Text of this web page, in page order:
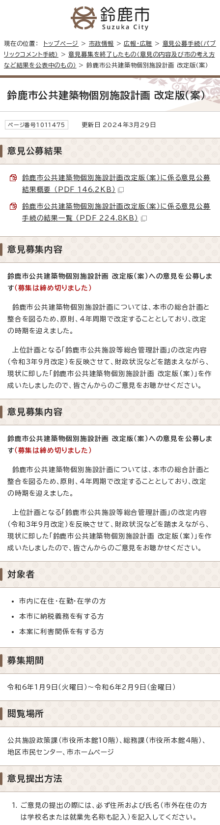
現在の位置： トップページ > 市政情報 >広報・広聴 > 意見公募手続（パブ
リックコメント手続）
>意見募集を終了したもの（意見の内容及び市の考え方
など結果を公表中のもの）
> 鈴鹿市公共建築物個別施設計画 改定版（案）
鈴鹿市公共建築物個別施設計画 改定版（案）
ページ番号1011475 更新日 2024年3月29日
意見公募結果
鈴鹿市公共建築物個別施設計画改定版（案）に係る意見公募
結果概要 （PDF 146.2KB）
鈴鹿市公共建築物個別施設計画改定版（案）に係る意見公募
手続の結果一覧 （PDF 224.8KB）
意見募集内容
鈴鹿市公共建築物個別施設計画 改定版（案）への意見を公募しま
す（募集は締め切りました）
鈴鹿市公共建築物個別施設計画については、本市の総合計画と
整合を図るため、原則、4年周期で改定することとしており、改定
の時期を迎えました。
上位計画となる「鈴鹿市公共施設等総合管理計画」の改定内容
（令和3年9月改定）を反映させて、財政状況などを踏まえながら、
現状に即した「鈴鹿市公共建築物個別施設計画 改定版（案）」を作
成いたしましたので、皆さんからのご意見をお聴かせください。
意見募集内容
鈴鹿市公共建築物個別施設計画 改定版（案）への意見を公募しま
す（募集は締め切りました）
鈴鹿市公共建築物個別施設計画については、本市の総合計画と
整合を図るため、原則、4年周期で改定することとしており、改定
の時期を迎えました。
上位計画となる「鈴鹿市公共施設等総合管理計画」の改定内容
（令和3年9月改定）を反映させて、財政状況などを踏まえながら、
現状に即した「鈴鹿市公共建築物個別施設計画 改定版（案）」を作
成いたしましたので、皆さんからのご意見をお聴かせください。
対象者
市内に在住・在勤・在学の方
本市に納税義務を有する方
本案に利害関係を有する方
募集期間
令和6年1月9日（火曜日）～令和6年2月9日（金曜日）
閲覧場所
公共施設政策課（市役所本館10階）、総務課（市役所本館4階）、
地区市民センター、市ホームページ
意見提出方法
ご意見の提出の際には、必ず住所および氏名（市外在住の方
は学校名または就業先名称も記入）を記入してください。